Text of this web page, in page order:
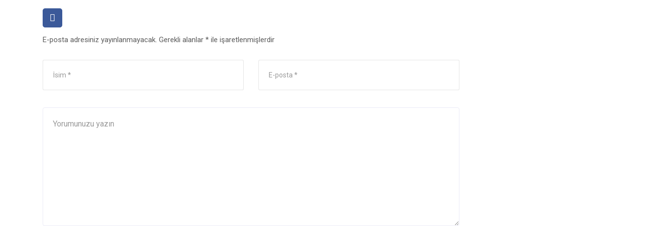
E-posta adresiniz yayınlanmayacak. Gerekli alanlar * ile işaretlenmişlerdir